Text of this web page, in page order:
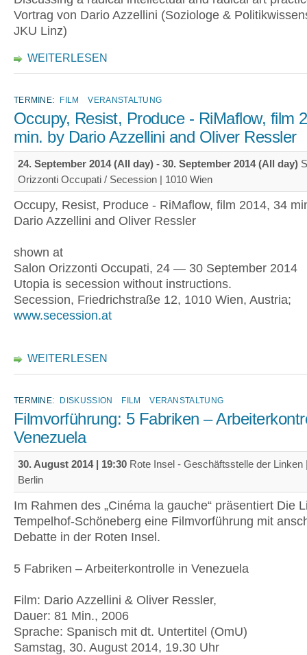
Vortrag von Dario Azzellini (Soziologe &
JKU Linz)
WEITERLESEN
TERMINE: FILM VERANSTALTUNG
Occupy, Resist, Produce - RiMaflow, film
min. by Dario Azzellini and Oliver Ressler
24. September 2014 (All day) - 30. September 2014 (All day)
Orizzonti Occupati / Secession | 1010 Wien
Occupy, Resist, Produce - RiMaflow, film 2014, 34
Dario Azzellini and Oliver Ressler
shown at
Salon Orizzonti Occupati, 24 — 30 September 2014
Utopia is secession without instructions.
Secession, Friedrichstraße 12, 1010 Wien, Austria;
www.secession.at
WEITERLESEN
TERMINE: DISKUSSION FILM VERANSTALTUNG
Filmvorführung: 5 Fabriken –
Venezuela
30. August 2014 | 19:30 Rote Insel - Geschäftsstelle der Linken
Berlin
Im Rahmen des „Cinéma la gauche“ präsentiert Die
Tempelhof-Schöneberg eine Filmvorführung mit
Debatte in der Roten Insel.
5 Fabriken – Arbeiterkontrolle in Venezuela
Film: Dario Azzellini & Oliver Ressler,
Dauer: 81 Min., 2006
Sprache: Spanisch mit dt. Untertitel (OmU)
Samstag, 30. August 2014, 19.30 Uhr